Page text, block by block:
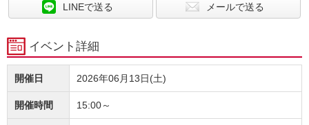
LINEで送る メールで送る
イベント詳細
開催日 2026年06月13日(土)
開催時間 15:00～